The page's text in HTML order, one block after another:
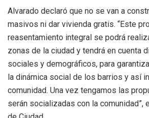
Alvarado declaró que no se van a
masivos ni dar vivienda gratis. “Este
reasentamiento integral se podrá
zonas de la ciudad y tendrá en cuenta
sociales y demográficos, para
la dinámica social de los barrios y así
comunidad. Una vez tengamos las
serán socializadas con la comunidad”,